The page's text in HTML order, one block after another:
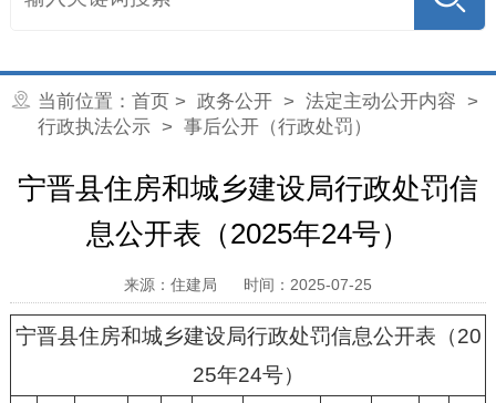
当前位置： 首页 > 政务公开> 法定主动公开内容 >
行政执法公示> 事后公开（行政处罚）
宁晋县住房和城乡建设局行政处罚信
息公开表（2025年24号）
来源：住建局 时间：2025-07-25
宁晋县住房和城乡建设局行政处罚信息公开表（20
25年24号）